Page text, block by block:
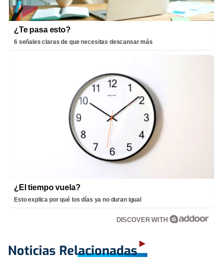
¿Te pasa esto?
6 señales claras de que necesitas descansar más
¿El tiempo vuela?
Esto explica por qué los días ya no duran igual
DISCOVER WITH
Noticias Relacionadas